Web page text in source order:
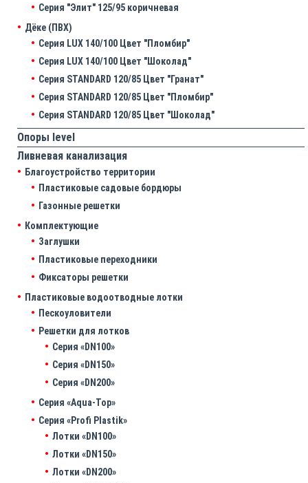
Серия "Элит" 125/95 коричневая
Дёке (ПВХ)
Серия LUX 140/100 Цвет "Пломбир"
Серия LUX 140/100 Цвет "Шоколад"
Серия STANDARD 120/85 Цвет "Гранат"
Серия STANDARD 120/85 Цвет "Пломбир"
Серия STANDARD 120/85 Цвет "Шоколад"
Опоры level
Ливневая канализация
Благоустройство территории
Пластиковые садовые бордюры
Газонные решетки
Комплектующие
Заглушки
Пластиковые переходники
Фиксаторы решетки
Пластиковые водоотводные лотки
Пескоуловители
Решетки для лотков
Серия «DN100»
Серия «DN150»
Серия «DN200»
Серия «Aqua-Top»
Серия «Profi Plastik»
Лотки «DN100»
Лотки «DN150»
Лотки «DN200»